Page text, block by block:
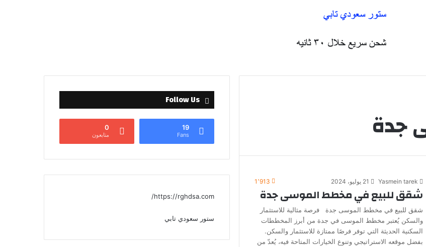
جدة
Yasmein tarek 21 يوليو، 2024 1٬913
شقق للبيع في مخطط الموسى جدة
شقق للبيع في مخطط الموسى جدة فرصة مثالية للاستثمار
والسكن يُعتبر مخطط الموسى في جدة من أبرز المخططات
السكنية الحديثة التي توفر فرصًا ممتازة للاستثمار والسكن.
بفضل موقعه الاستراتيجي وتنوع الخيارات المتاحة فيه، يُعدّ من
Follow Us
19
Fans
0
متابعون
https://rghdsa.com/
ستور سعودي تابي